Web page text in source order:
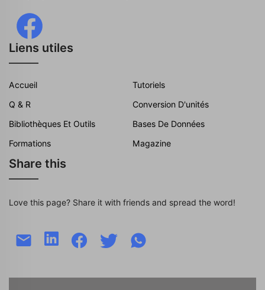
Liens utiles
Accueil
Tutoriels
Q & R
Conversion D'unités
Bibliothèques Et Outils
Bases De Données
Formations
Magazine
Share this
Love this page? Share it with friends and spread the word!